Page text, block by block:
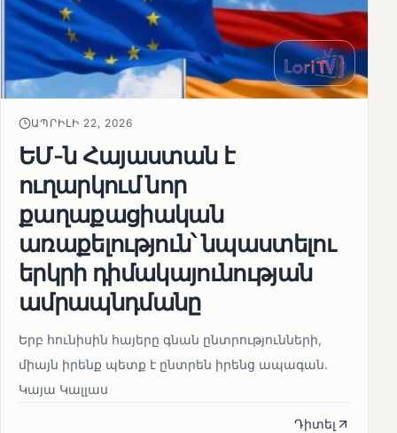
ԱՊՐԻԼԻ 22, 2026
ԵՄ-ն Հայաստան է
ուղարկում նոր
քաղաքացիական
առաքելություն՝ նպաստելու
երկրի դիմակայունության
ամրապնդմանը
Երբ հունիսին հայերը գնան ընտրությունների,
միայն իրենք պետք է ընտրեն իրենց ապագան.
Կայա Կալլաս
Դիտել